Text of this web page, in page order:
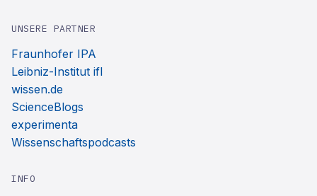
UNSERE PARTNER
Fraunhofer IPA
Leibniz-Institut ifl
wissen.de
ScienceBlogs
experimenta
Wissenschaftspodcasts
INFO